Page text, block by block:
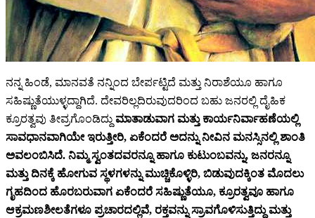
ನನ್ನ ಹಿಂಡೆ, ಮಾನವತೆ ನನ್ನಿಂದ ಬೇರ್ಪಟ್ಟಿದೆ ಮತ್ತು ನಿರಾಶೆಯೂ ಹಾಗೂ
ಸಹಿಷ್ಣುತೆಯುಳ್ಳದ್ದಾಗಿದೆ. ದೇವರಿಲ್ಲದಿರುವುದರಿಂದ ಬಹು ಜನರಲ್ಲಿ ದೈಹಿಕ
ಕ್ರೂರತ್ವವು ತೀವ್ರಗೊಂಡಿದ್ದು ಮಾತಾಡುವಾಗ ಮತ್ತು ಕಾರ್ಯನಿರ್ವಾಹಣೆಯಲ್ಲಿ
ಸಾವಧಾನವಾಗಿಯೇ ಇರುತ್ತೀರಿ, ಏಕೆಂದರೆ ಅದನ್ನು ನೀವಿನ ಮನಸ್ಸಿನಲ್ಲಿ ಶಾಂತಿ
ಅವಲಂಬಿಸಿದೆ. ನಿಮ್ಮ ಸ್ವಂತದವರನ್ನೂ ಹಾಗೂ ಕುಟುಂಬವನ್ನು, ಜನರನ್ನೂ
ಮತ್ತು ದಿನಕ್ಕೆ ಹೋಗುವ ಸ್ಥಳಗಳನ್ನು ಮುಚ್ಚಿಕೊಳ್ಳಿರಿ, ಬಿಡುವುದಕ್ಕಿಂತ ಮೊದಲು
ಗೃಹದಿಂದ ಹೊರಬರುವಾಗ ಏಕೆಂದರೆ ಸಹಿಷ್ಣುತೆಯೂ, ಕ್ರೂರತ್ವವೂ ಹಾಗೂ
ಆಕ್ರಮಣಶೀಲತೆಗಳೂ ಪ್ರಚಾರದಲ್ಲಿವೆ, ರಕ್ತವನ್ನು ಸ್ರಾವಗೊಳಿಸುತ್ತಿದ್ದು ಮತ್ತು